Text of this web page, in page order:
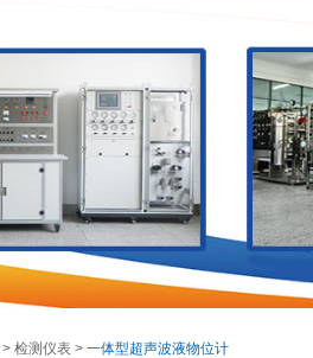
企业文化
组织架构
> 检测仪表 > 一体型超声波液物位计